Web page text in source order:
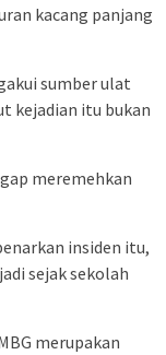
kacang panjang
sumber ulat
kejadian itu bukan
meremehkan
insiden itu,
sejak sekolah
merupakan